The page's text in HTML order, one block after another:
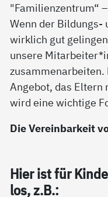
"Familienzentrum“
Wenn der Bildungs-
wirklich gut
unsere
zusammenarbeiten.
Angebot, das Eltern
wird eine wichtige
Die Vereinbarkeit
Hier ist für
los, z.B.: